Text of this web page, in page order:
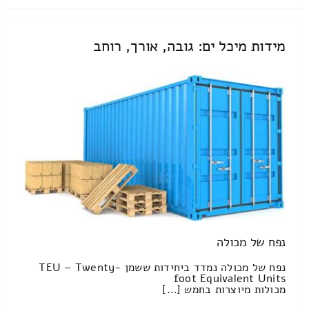
מידות מיכל ים: גובה, אורך, רוחב
נפח של מכולה
נפח של מכולה נמדד ביחידות ששמן TEU – Twenty-
foot Equivalent Units
מכולות מיוצרות בחמש […]